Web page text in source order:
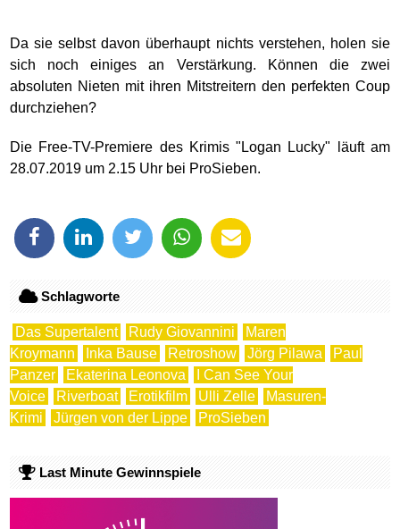
Da sie selbst davon überhaupt nichts verstehen, holen sie
sich noch einiges an Verstärkung. Können die zwei
absoluten Nieten mit ihren Mitstreitern den perfekten Coup
durchziehen?
Die Free-TV-Premiere des Krimis "Logan Lucky" läuft am
28.07.2019 um 2.15 Uhr bei ProSieben.
Schlagworte
Das Supertalent Rudy Giovannini
Maren
Kroymann
Inka Bause Retroshow Jörg Pilawa
Paul
Panzer
Ekaterina Leonova
I Can See Your
Voice
Riverboat Erotikfilm Ulli Zelle
Masuren-
Krimi
Jürgen von der Lippe ProSieben
Last Minute Gewinnspiele